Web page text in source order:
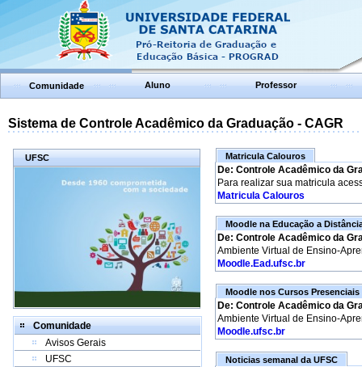
Comunidade Aluno Professor
Sistema de Controle Acadêmico da Graduação - CAGR
UFSC
Comunidade
Avisos Gerais
UFSC
Matricula Calouros
De: Controle Acadêmico da
Para realizar sua matricula
Matricula Calouros
Moodle na Educação a
De: Controle Acadêmico da
Ambiente Virtual de Ensino-
Moodle.Ead.ufsc.br
Moodle nos Cursos Presenciais
De: Controle Acadêmico da
Ambiente Virtual de Ensino-
Moodle.ufsc.br
Noticias semanal da UFSC